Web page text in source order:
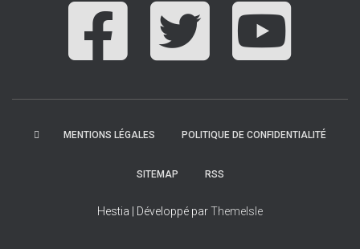
MENTIONS LÉGALES POLITIQUE DE CONFIDENTIALITÉ
SITEMAP RSS
Hestia | Développé parThemeIsle